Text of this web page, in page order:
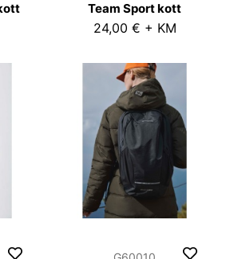
Team Sport kott
24,00 € + KM